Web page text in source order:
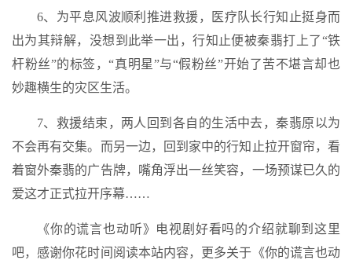
6、为平息风波顺利推进救援，医疗队长行知止挺身而
出为其辩解，没想到此举一出，行知止便被秦翡打上了“铁
杆粉丝”的标签，“真明星”与“假粉丝”开始了苦不堪言却也
妙趣横生的灾区生活。
7、救援结束，两人回到各自的生活中去，秦翡原以为
不会再有交集。而另一边，回到家中的行知止拉开窗帘，看
着窗外秦翡的广告牌，嘴角浮出一丝笑容，一场预谋已久的
爱这才正式拉开序幕……
《你的谎言也动听》电视剧好看吗的介绍就聊到这里
吧，感谢你花时间阅读本站内容，更多关于《你的谎言也动